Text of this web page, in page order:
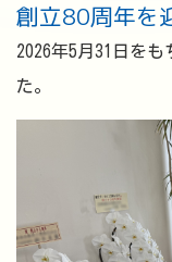
創立80周年を
2026年5月31日を
た。